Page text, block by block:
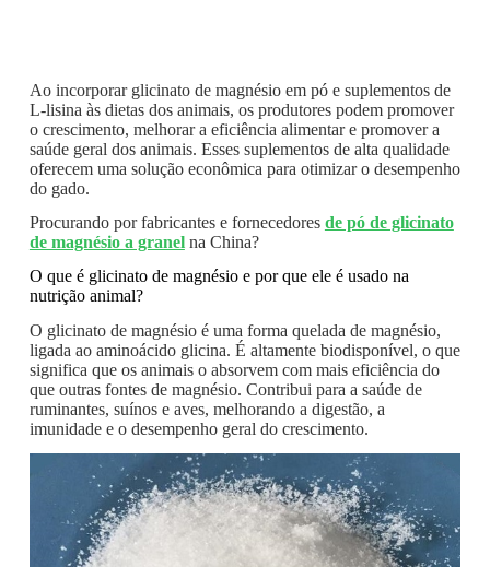
oAo incorporar glicinato de magnésio em pó e suplementos de
L-lisina às dietas dos animais, os produtores podem promover
o crescimento, melhorar a eficiência alimentar e promover a
saúde geral dos animais. Esses suplementos de alta qualidade
oferecem uma solução econômica para otimizar o desempenho
do gado.
Procurando por fabricantes e fornecedores de pó de glicinato
de magnésio a granelna China?
O que é glicinato de magnésio e por que ele é usado na
nutrição animal?
O glicinato de magnésio é uma forma quelada de magnésio,
ligada ao aminoácido glicina. É altamente biodisponível, o que
significa que os animais o absorvem com mais eficiência do
que outras fontes de magnésio. Contribui para a saúde de
ruminantes, suínos e aves, melhorando a digestão, a
imunidade e o desempenho geral do crescimento.